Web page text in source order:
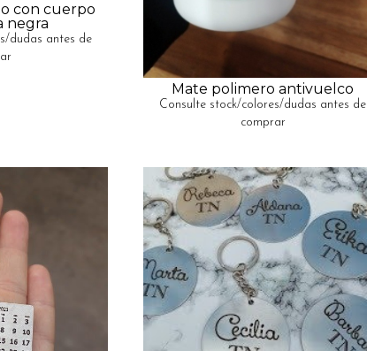
con cuerpo
negra
dudas antes de
Mate polimero antivuelco
Consulte stock/colores/dudas antes de
comprar